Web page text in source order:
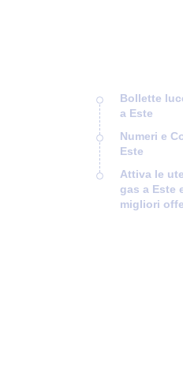
Bollette
a Este
Numeri e
Este
Attiva le
gas a Este
migliori